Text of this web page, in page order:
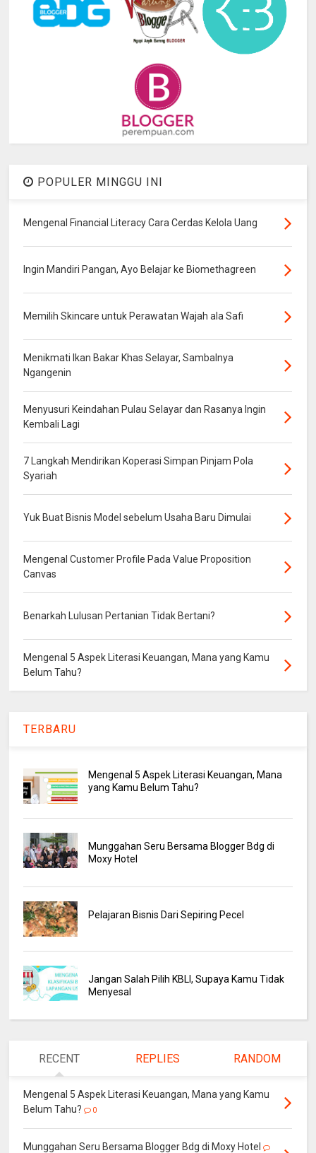
POPULER MINGGU INI
Mengenal Financial Literacy Cara Cerdas Kelola Uang
Ingin Mandiri Pangan, Ayo Belajar ke Biomethagreen
Memilih Skincare untuk Perawatan Wajah ala Safi
Menikmati Ikan Bakar Khas Selayar, Sambalnya
Ngangenin
Menyusuri Keindahan Pulau Selayar dan Rasanya Ingin
Kembali Lagi
7 Langkah Mendirikan Koperasi Simpan Pinjam Pola
Syariah
Yuk Buat Bisnis Model sebelum Usaha Baru Dimulai
Mengenal Customer Profile Pada Value Proposition
Canvas
Benarkah Lulusan Pertanian Tidak Bertani?
Mengenal 5 Aspek Literasi Keuangan, Mana yang Kamu
Belum Tahu?
TERBARU
Mengenal 5 Aspek Literasi Keuangan, Mana
yang Kamu Belum Tahu?
Munggahan Seru Bersama Blogger Bdg di
Moxy Hotel
Pelajaran Bisnis Dari Sepiring Pecel
Jangan Salah Pilih KBLI, Supaya Kamu Tidak
Menyesal
RECENT REPLIES RANDOM
Mengenal 5 Aspek Literasi Keuangan, Mana yang Kamu
Belum Tahu?
0
Munggahan Seru Bersama Blogger Bdg di Moxy Hotel